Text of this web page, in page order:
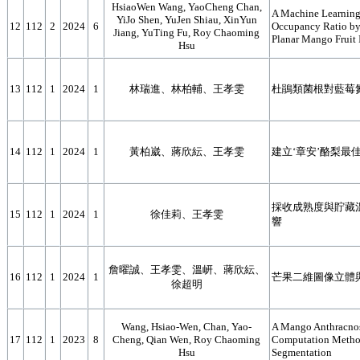
12 112 2 2024 6
HsiaoWen Wang, YaoCheng Chan,
YiJo Shen, YuJen Shiau, XinYun
Jiang, YuTing Fu, Roy Chaoming
Hsu
A Machine
Occupancy Ratio
Planar Mango Fruit
13 112 1 2024 1 林瑞進、林柏輔、王孝雯 杜鵑類菌根對藍莓
14 112 1 2024 1 黃柏崴、蔣欣紜、王孝雯 建立‘章安’酪梨最
15 112 1 2024 1 徐佳莉、王孝雯
採收成熟度與貯藏
響
16 112 1 2024 1
詹曜誠、王孝雯、溫岍、蔣欣紜、
徐超明
芒果二維圖像立體
17 112 1 2023 8
Wang, Hsiao-Wen, Chan, Yao-
Cheng, Qian Wen, Roy Chaoming
Hsu
A Mango
Computation
Segmentation